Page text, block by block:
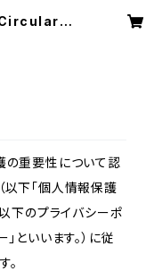
Circular C
の重要性について認
以下「個人情報保護
以下のプライバシーポ
といいます。）に従
。